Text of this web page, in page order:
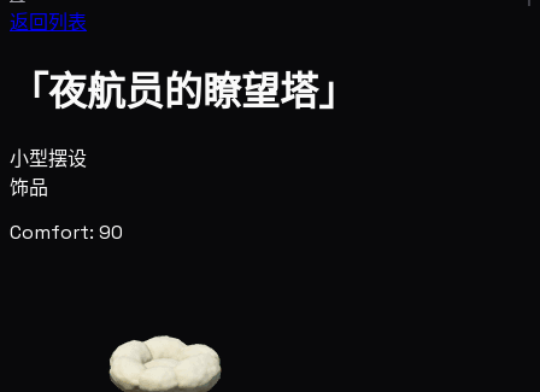
返回列表
「夜航员的瞭望塔」
小型摆设
饰品
Comfort: 90